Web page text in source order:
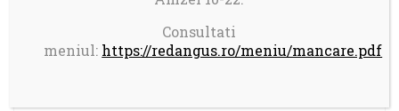
Program comenzi:
LUNI-DUMINICA 14.00-21.30
Consultati
meniul: https://redangus.ro/meniu/mancare.pdf